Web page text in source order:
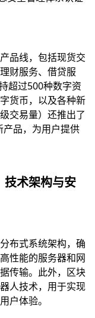
品线，包括现货交
财服务、借贷服
超过500种数字资
货币，以及各种新
交易量）还推出了
产品，为用户提供
技术架构与安
布式系统架构，确
性能的服务器和网
传输。此外，区块
人技术，用于实现
户体验。